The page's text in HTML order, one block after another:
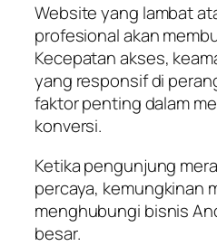
Website yang lambat
profesional akan
Kecepatan akses,
yang responsif di
faktor penting dalam
konversi.
Ketika pengunjung
percaya, kemungkinan
menghubungi bisnis
besar.